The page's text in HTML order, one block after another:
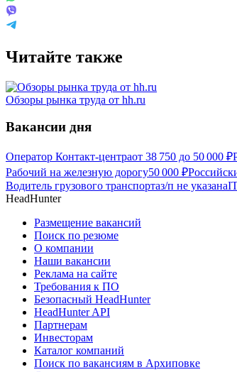
Читайте также
Обзоры рынка труда от hh.ru
Вакансии дня
Оператор Контакт-центраот 38 750 до 50 000 ₽
Рабочий на железную дорогу50 000 ₽
Водитель грузового транспортаз/п не указана
HeadHunter
Размещение вакансий
Поиск по резюме
О компании
Наши вакансии
Реклама на сайте
Требования к ПО
Безопасный HeadHunter
HeadHunter API
Партнерам
Инвесторам
Каталог компаний
Поиск по вакансиям в Архиповке